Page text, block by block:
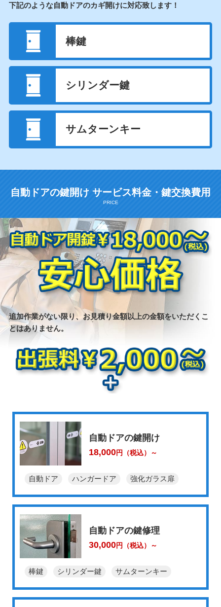
下記のような自動ドアのカギ開けに対応致します！
棒鍵
シリンダー鍵
サムターンキー
自動ドアの鍵開け サービス料金・鍵交換費用
追加作業がない限り、お見積り金額以上の金額をいただくこ
とはありません。
自動ドアの鍵開け
18,000円（税込）～
自動ドア ハンガードア 強化ガラス扉
自動ドアの鍵修理
30,000円（税込）～
棒鍵 シリンダー鍵 サムターンキー